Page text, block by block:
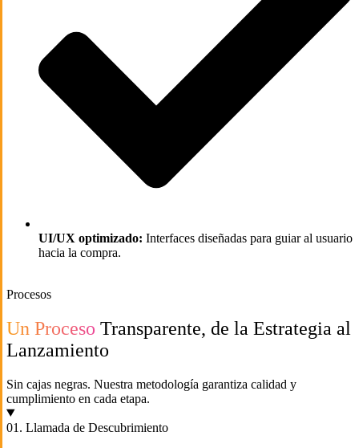
UI/UX optimizado: Interfaces diseñadas para guiar al usuario
hacia la compra.
Procesos
Un Proceso Transparente, de la Estrategia al
Lanzamiento
Sin cajas negras. Nuestra metodología garantiza calidad y
cumplimiento en cada etapa.
01. Llamada de Descubrimiento